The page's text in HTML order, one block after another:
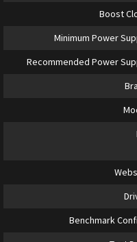
Boost
Minimum Power
Recommended Power
Benchmark